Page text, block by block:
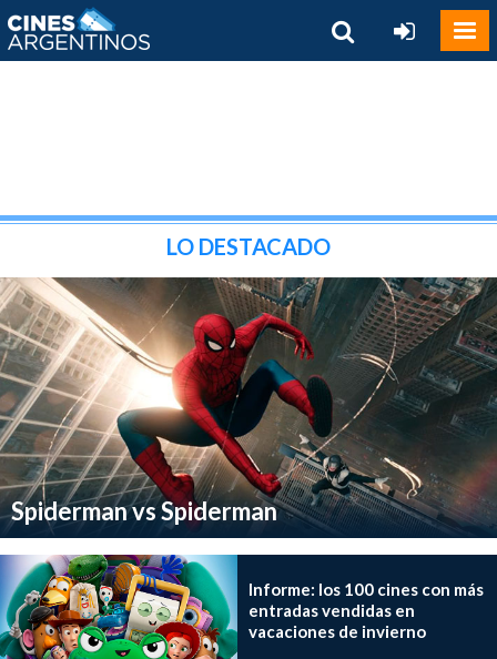
LO DESTACADO
Spiderman vs Spiderman
Informe: los 100 cines con más
entradas vendidas en
vacaciones de invierno